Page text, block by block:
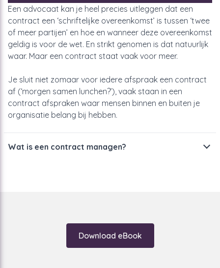
Een advocaat kan je heel precies uitleggen dat een
contract een ‘schriftelijke overeenkomst’ is tussen ‘twee
of meer partijen’ en hoe en wanneer deze overeenkomst
geldig is voor de wet. En strikt genomen is dat natuurlijk
waar. Maar een contract staat vaak voor meer.
Je sluit niet zomaar voor iedere afspraak een contract
af (‘morgen samen lunchen?’), vaak staan in een
contract afspraken waar mensen binnen en buiten je
organisatie belang bij hebben.
Wat is een contract managen?
Download eBook